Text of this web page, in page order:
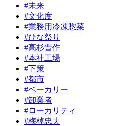
#未来
#文化度
#業務用冷凍惣菜
#ひな祭り
#高杉晋作
#本社工場
#下策
#都市
#ベーカリー
#卸業者
#ローカリティ
#梅棹忠夫